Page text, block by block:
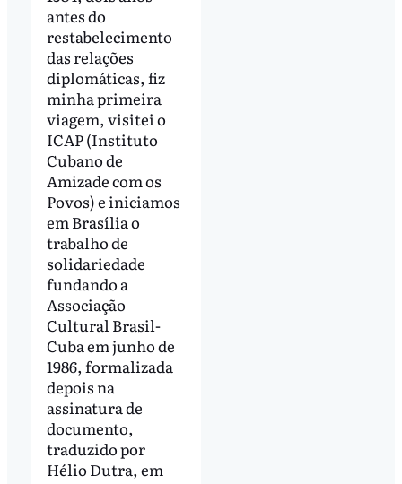
antes do
restabelecimento
das relações
diplomáticas, fiz
minha primeira
viagem, visitei o
ICAP (Instituto
Cubano de
Amizade com os
Povos) e iniciamos
em Brasília o
trabalho de
solidariedade
fundando a
Associação
Cultural Brasil-
Cuba em junho de
1986, formalizada
depois na
assinatura de
documento,
traduzido por
Hélio Dutra, em